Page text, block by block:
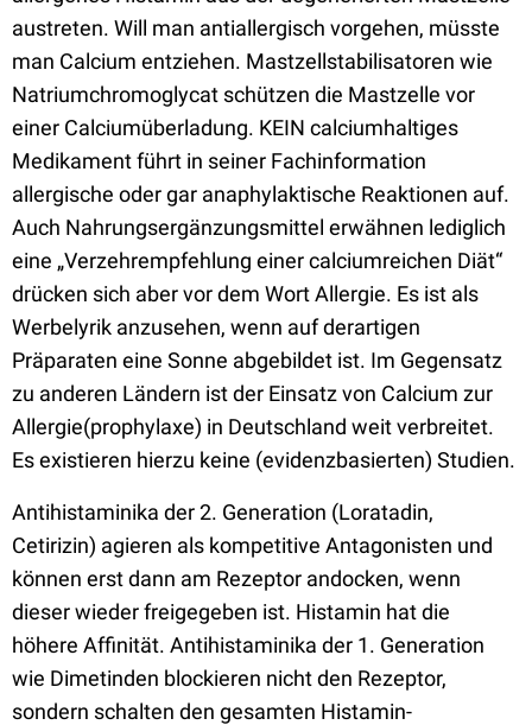
austreten. Will man antiallergisch vorgehen, müsste
man Calcium entziehen. Mastzellstabilisatoren wie
Natriumchromoglycat schützen die Mastzelle vor
einer Calciumüberladung. KEIN calciumhaltiges
Medikament führt in seiner Fachinformation
allergische oder gar anaphylaktische Reaktionen auf.
Auch Nahrungsergänzungsmittel erwähnen lediglich
eine „Verzehrempfehlung einer calciumreichen Diät“
drücken sich aber vor dem Wort Allergie. Es ist als
Werbelyrik anzusehen, wenn auf derartigen
Präparaten eine Sonne abgebildet ist. Im Gegensatz
zu anderen Ländern ist der Einsatz von Calcium zur
Allergie(prophylaxe) in Deutschland weit verbreitet.
Es existieren hierzu keine (evidenzbasierten) Studien.
Antihistaminika der 2. Generation (Loratadin,
Cetirizin) agieren als kompetitive Antagonisten und
können erst dann am Rezeptor andocken, wenn
dieser wieder freigegeben ist. Histamin hat die
höhere Affinität. Antihistaminika der 1. Generation
wie Dimetinden blockieren nicht den Rezeptor,
sondern schalten den gesamten Histamin-